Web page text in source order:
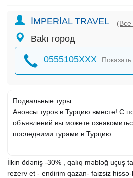
İMPERİAL TRAVEL
Bakı город
0555105XXX
Подвальные туры
Анонсы туров в Турцию вместе! С
объявлений вы можете
последними турами в Турцию.
İlkin ödəniş -30% , qalıq məbləğ uçuş
rezerv et - endirim qazan- faizsiz